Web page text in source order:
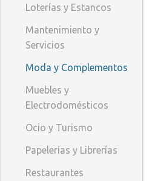
Loterías y Estancos
Mantenimiento y
Servicios
Moda y Complementos
Muebles y
Electrodomésticos
Ocio y Turismo
Papelerías y Librerías
Restaurantes